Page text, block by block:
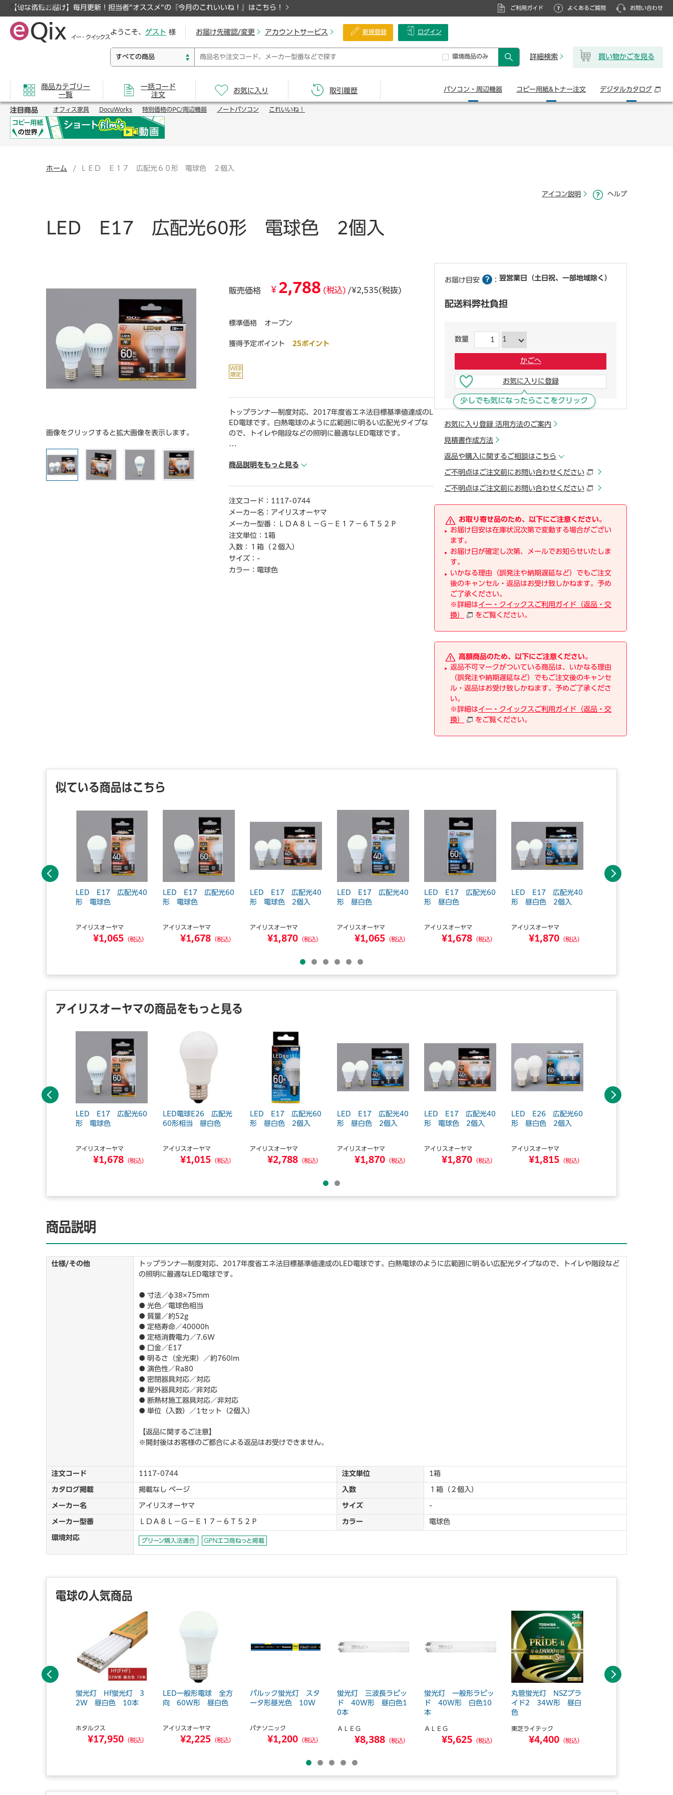
【旬な情報お届け】毎月更新！担当者”オススメ”の『今月のこれいいね！』はこちら！ ご利用ガイド よくあるご質問 お問い合わせ
のオフィス通販サイト
ようこそ、 ゲスト 様 お届け先確認/変更 アカウントサービス 新規登録 ログイン
環境商品のみ
検索
詳細検索 買い物かごを見る
商品カテゴリー
一覧
一括コード
注文
お気に入り 取引履歴 パソコン・ 周辺機器 コピー用紙& トナー注文 デジタルカタログ
注目商品 オフィス家具 DocuWorks 特別価格のPC/周辺機器 ノートパソコン これいいね！
ホーム ＬＥＤ Ｅ１７ 広配光６０形 電球色 ２個入
アイコン説明 ヘルプ
LED E17 広配光60形 電球色 2個入
画像をクリックすると拡大画像を表示します。
販売価格 ¥ 2,788 (税込) /¥2,535(税抜)
標準価格 オープン
獲得予定ポイント 25ポイント
トップランナ―制度対応、2017年度省エネ法目標基準値達成のL
ED電球です。白熱電球のように広範囲に明るい広配光タイプな
ので、トイレや階段などの照明に最適なLED電球です。
● 光色／電球色相当
● 定格寿命／40000h
● 定格消費電力／7.6W
● 口金／E17
● 演色性／Ra80
● 密閉器具対応／対応
● 屋外器具対応／非対応
● 断熱材施工器具対応／非対応
● 単位（入数）／1セット（2個入）
商品説明をもっと見る
注文コード： 1117-0744
メーカー名： アイリスオーヤマ
メーカー型番：
ＬＤＡ８Ｌ－Ｇ－Ｅ１７－６Ｔ５２Ｐ
注文単位： 1箱
入数：
１箱（２個入）
サイズ： -
カラー： 電球色
お届け目安 ： 翌営業日（土日祝、一部地域除く）
配送料弊社負担
数量
かごへ
お気に入りに登録
少しでも気になったらここをクリック
お気に入り登録 活用方法のご案内
見積書作成方法
返品や購入に関するご相談はこちら
ご不明点はご注文前にお問い合わせください
ご不明点はご注文前にお問い合わせください
お取り寄せ品のため、以下にご注意ください。
お届け目安は在庫状況次第で変動する場合がござい
ます。
お届け日が確定し次第、メールでお知らせいたしま
す。
いかなる理由（誤発注や納期遅延など）でもご注文
後のキャンセル・返品はお受け致しかねます。予め
ご了承ください。
※詳細はイー・クイックスご利用ガイド（返品・交
換）
をご覧ください。
高額商品のため、以下にご注意ください。
返品不可マークがついている商品は、いかなる理由
（誤発注や納期遅延など）でもご注文後のキャンセ
ル・返品はお受け致しかねます。予めご了承くださ
い。
※詳細はイー・クイックスご利用ガイド（返品・交
換）
をご覧ください。
似ている商品はこちら
LED E17 広配光40
形 電球色
アイリスオーヤマ
¥1,065 （税込）
LED E17 広配光60
形 電球色
アイリスオーヤマ
¥1,678 （税込）
LED E17 広配光40
形 電球色 2個入
アイリスオーヤマ
¥1,870 （税込）
LED E17 広配光40
形 昼白色
アイリスオーヤマ
¥1,065 （税込）
LED E17 広配光60
形 昼白色
アイリスオーヤマ
¥1,678 （税込）
LED E17 広配光40
形 昼白色 2個入
アイリスオーヤマ
¥1,870 （税込）
前へ 次へ
アイリスオーヤマの商品をもっと見る
LED E17 広配光60
形 電球色
アイリスオーヤマ
¥1,678 （税込）
LED電球E26 広配光
60形相当 昼白色
アイリスオーヤマ
¥1,015 （税込）
LED E17 広配光60
形 昼白色 2個入
アイリスオーヤマ
¥2,788 （税込）
LED E17 広配光40
形 昼白色 2個入
アイリスオーヤマ
¥1,870 （税込）
LED E17 広配光40
形 電球色 2個入
アイリスオーヤマ
¥1,870 （税込）
LED E26 広配光60
形 昼白色 2個入
アイリスオーヤマ
¥1,815 （税込）
前へ 次へ
商品説明
仕様/その他
トップランナ―制度対応、2017年度省エネ法目標基準値達成のLED電球です。白熱電球のように広範囲に明るい広配光タイプなので、トイレや階段など
の照明に最適なLED電球です。
● 寸法／φ38×75mm
● 光色／電球色相当
● 質量／約52g
● 定格寿命／40000h
● 定格消費電力／7.6W
● 口金／E17
● 明るさ（全光束）／約760lm
● 演色性／Ra80
● 密閉器具対応／対応
● 屋外器具対応／非対応
● 断熱材施工器具対応／非対応
● 単位（入数）／1セット（2個入）
【返品に関するご注意】
※開封後はお客様のご都合による返品はお受けできません。
注文コード 1117-0744 注文単位 1箱
カタログ掲載 掲載なし ページ 入数 １箱（２個入）
メーカー名 アイリスオーヤマ サイズ -
メーカー型番 ＬＤＡ８Ｌ－Ｇ－Ｅ１７－６Ｔ５２Ｐ カラー 電球色
環境対応
電球の人気商品
蛍光灯 Hf蛍光灯 3
2W 昼白色 10本
ホタルクス
¥17,950 （税込）
LED一般形電球 全方
向 60W形 昼白色
アイリスオーヤマ
¥2,225 （税込）
パルック蛍光灯 スタ
ータ形昼光色 10W
パナソニック
¥1,200 （税込）
蛍光灯 三波長ラピッ
ド 40W形 昼白色1
0本
ＡＬＥＧ
¥8,388 （税込）
蛍光灯 一般形ラピッ
ド 40W形 白色10
本
ＡＬＥＧ
¥5,625 （税込）
丸管蛍光灯 NSZプラ
イド2 34W形 昼白
色
東芝ライテック
¥4,400 （税込）
前へ 次へ